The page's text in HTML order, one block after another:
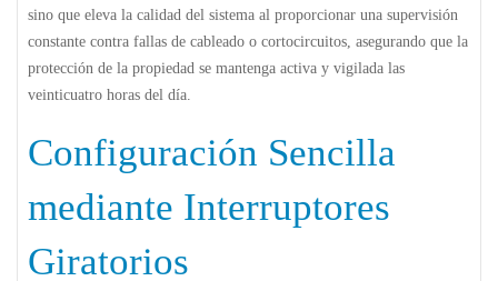
sino que eleva la calidad del sistema al proporcionar una supervisión
constante contra fallas de cableado o cortocircuitos, asegurando que la
protección de la propiedad se mantenga activa y vigilada las
veinticuatro horas del día.
Configuración Sencilla
mediante Interruptores
Giratorios